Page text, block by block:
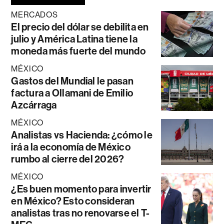
MERCADOS
El precio del dólar se debilita en
julio y América Latina tiene la
moneda más fuerte del mundo
MÉXICO
Gastos del Mundial le pasan
factura a Ollamani de Emilio
Azcárraga
MÉXICO
Analistas vs Hacienda: ¿cómo le
irá a la economía de México
rumbo al cierre del 2026?
MÉXICO
¿Es buen momento para invertir
en México? Esto consideran
analistas tras no renovarse el T-